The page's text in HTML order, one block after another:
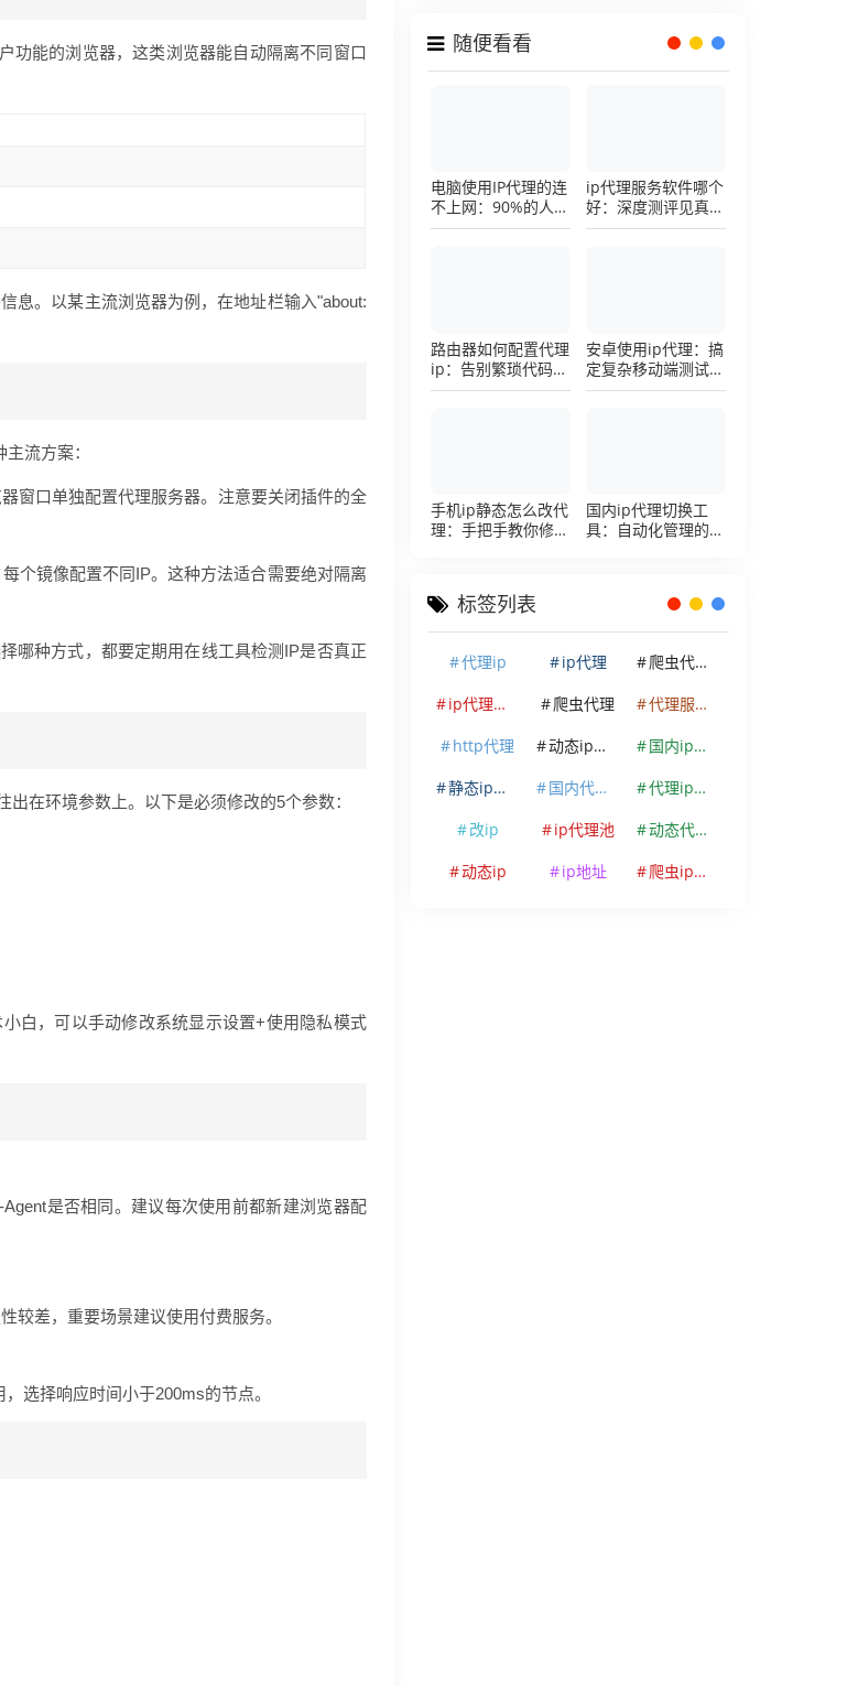
功能的浏览器，这类浏览器能自动隔离不同窗口
息。以某主流浏览器为例，在地址栏输入"about:
流方案：
窗口单独配置代理服务器。注意要关闭插件的全
个镜像配置不同IP。这种方法适合需要绝对隔离
哪种方式，都要定期用在线工具检测IP是否真正
在环境参数上。以下是必须修改的5个参数：
白，可以手动修改系统显示设置+使用隐私模式
是否相同。建议每次使用前都新建浏览器配
较差，重要场景建议使用付费服务。
选择响应时间小于200ms的节点。
随便看看
电脑使用IP代理的连
不上网：90%的人踩
过这个坑，一招修复
ip代理服务软件哪个
好：深度测评见真
章，帮你把钱花在刀
路由器如何配置代理
ip：告别繁琐代码，
详解底层配置逻辑
安卓使用ip代理：搞
定复杂移动端测试环
境的超详细配置手册
手机ip静态怎么改代
理：手把手教你修改
国内ip代理切换工
具：自动化管理的效
标签列表
代理ip ip代理
爬虫代理ip
ip代理软件
爬虫代理
代理服务器
http代理
动态ip代理
国内ip代理
静态ip代理
国内代理ip
代理ip软件
改ip
ip代理池
动态代理ip
动态ip
ip地址 爬虫ip代理